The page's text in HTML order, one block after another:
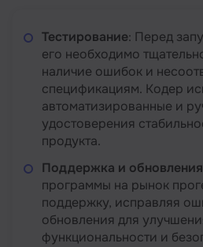
Тестирование: Перед
его необходимо
наличие ошибок и
спецификациям. Кодер
автоматизированные и
удостоверения
продукта.
Поддержка и обновления
программы на рынок
поддержку, исправляя
обновления для
функциональности и